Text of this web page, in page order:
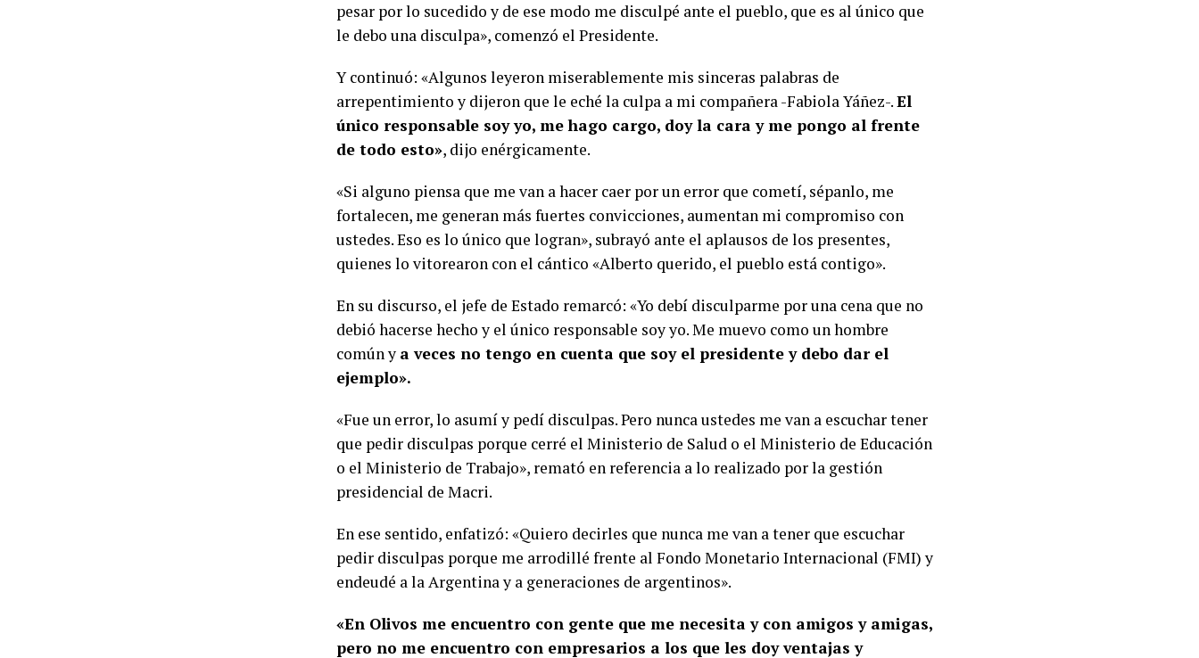
pesar por lo sucedido y de ese modo me disculpé ante el pueblo, que es al único que
le debo una disculpa», comenzó el Presidente.
Y continuó: «Algunos leyeron miserablemente mis sinceras palabras de
arrepentimiento y dijeron que le eché la culpa a mi compañera -Fabiola Yáñez-.El
único responsable soy yo, me hago cargo, doy la cara y me pongo al frente
de todo esto», dijo enérgicamente.
«Si alguno piensa que me van a hacer caer por un error que cometí, sépanlo, me
fortalecen, me generan más fuertes convicciones, aumentan mi compromiso con
ustedes. Eso es lo único que logran», subrayó ante el aplausos de los presentes,
quienes lo vitorearon con el cántico «Alberto querido, el pueblo está contigo».
En su discurso, el jefe de Estado remarcó: «Yo debí disculparme por una cena que no
debió hacerse hecho y el único responsable soy yo. Me muevo como un hombre
común y a veces no tengo en cuenta que soy el presidente y debo dar el
ejemplo».
«Fue un error, lo asumí y pedí disculpas. Pero nunca ustedes me van a escuchar tener
que pedir disculpas porque cerré el Ministerio de Salud o el Ministerio de Educación
o el Ministerio de Trabajo», remató en referencia a lo realizado por la gestión
presidencial de Macri.
En ese sentido, enfatizó: «Quiero decirles que nunca me van a tener que escuchar
pedir disculpas porque me arrodillé frente al Fondo Monetario Internacional (FMI) y
endeudé a la Argentina y a generaciones de argentinos».
«En Olivos me encuentro con gente que me necesita y con amigos y amigas,
pero no me encuentro con empresarios a los que les doy ventajas y